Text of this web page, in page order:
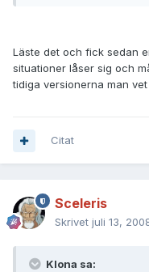
Läste det och fick sedan
situationer låser sig och
tidiga versionerna man
Citat
Sceleris
Skrivet juli 13,
Klona sa: